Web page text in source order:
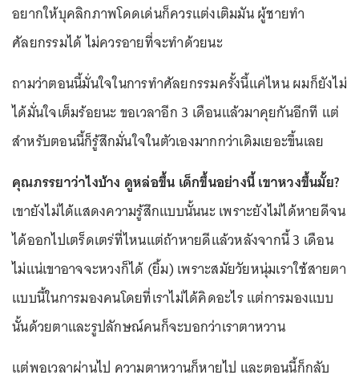
อยากให้บุคลิกภาพโดดเด่นก็ควรแต่งเติมมัน ผู้ชายทำ
ศัลยกรรมได้ ไม่ควรอายที่จะทำด้วยนะ
ถามว่าตอนนี้มั่นใจในการทำศัลยกรรมครั้งนี้แค่ไหน ผมก็ยังไม่
ได้มั่นใจเต็มร้อยนะ ขอเวลาอีก 3 เดือนแล้วมาคุยกันอีกที แต่
สำหรับตอนนี้ก็รู้สึกมั่นใจในตัวเองมากกว่าเดิมเยอะขึ้นเลย
คุณภรรยาว่าไงบ้าง ดูหล่อขึ้น เด็กขึ้นอย่างนี้ เขาหวงขึ้นมั้ย?
เขายังไม่ได้แสดงความรู้สึกแบบนั้นนะ เพราะยังไม่ได้หายดีจน
ได้ออกไปเตร็ดเตร่ที่ไหนแต่ถ้าหายดีแล้วหลังจากนี้ 3 เดือน
ไม่แน่เขาอาจจะหวงก็ได้ (ยิ้ม) เพราะสมัยวัยหนุ่มเราใช้สายตา
แบบนี้ในการมองคนโดยที่เราไม่ได้คิดอะไร แต่การมองแบบ
นั้นด้วยตาและรูปลักษณ์คนก็จะบอกว่าเราตาหวาน
แต่พอเวลาผ่านไป ความตาหวานก็หายไป และตอนนี้ก็กลับ